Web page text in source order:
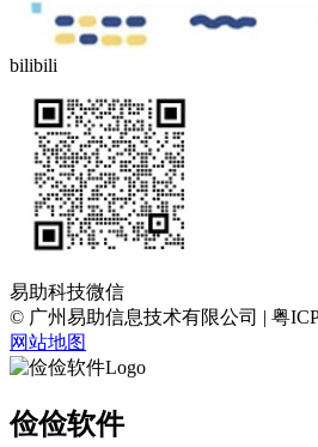
bilibili
易助科技微信
© 广州易助信息技术有限公司 | 粤
网站地图
俭俭软件